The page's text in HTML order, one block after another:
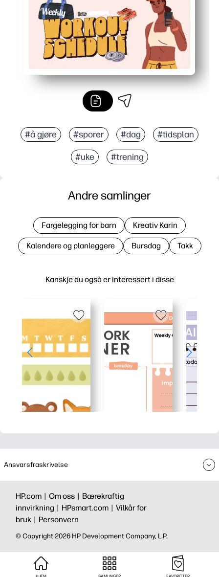
#å gjøre #sporer #dag #tidsplan
#uke #trening
Kanskje du også er interessert i disse
Andre samlinger
Fargelegging for barn Kreativ Karin
Kalendere og planleggere Bursdag Takk
Ansvarsfraskrivelse
HP.com | Om oss | Bærekraftig
innvirkning | HPsmart.com | Vilkår for
bruk | Personvern
© Copyright 2026 HP Development Company, L.P.
HJEM SAMLINGER FAVORITTER